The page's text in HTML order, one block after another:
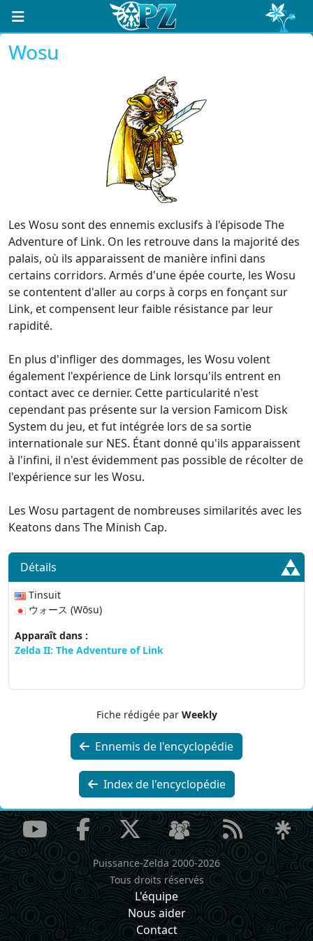
Wosu
Les Wosu sont des ennemis exclusifs à l'épisode The
Adventure of Link. On les retrouve dans la majorité des
palais, où ils apparaissent de manière infini dans
certains corridors. Armés d'une épée courte, les Wosu
se contentent d'aller au corps à corps en fonçant sur
Link, et compensent leur faible résistance par leur
rapidité.
En plus d'infliger des dommages, les Wosu volent
également l'expérience de Link lorsqu'ils entrent en
contact avec ce dernier. Cette particularité n'est
cependant pas présente sur la version Famicom Disk
System du jeu, et fut intégrée lors de sa sortie
internationale sur NES. Étant donné qu'ils apparaissent
à l'infini, il n'est évidemment pas possible de récolter de
l'expérience sur les Wosu.
Les Wosu partagent de nombreuses similarités avec les
Keatons dans The Minish Cap.
Détails
Tinsuit
ウォース (Wōsu)
Apparaît dans :
Zelda II: The Adventure of Link
Fiche rédigée par Weekly
Ennemis de l'encyclopédie
Index de l'encyclopédie
Puissance-Zelda 2000-2026
Tous droits réservés
L'équipe
Nous aider
Contact